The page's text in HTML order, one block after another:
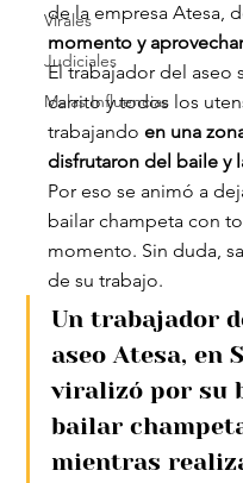
Virales
Judiciales
Malas Influencias
de la empresa Atesa,
momento y
El trabajador del aseo
carrito y todos los
trabajando en una
disfrutaron del baile y
Por eso se animó a
bailar champeta con
momento. Sin duda,
de su trabajo.
Un trabajador
aseo Atesa, en
viralizó por su
bailar
mientras